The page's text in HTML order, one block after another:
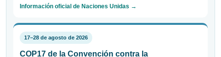
Información oficial de Naciones Unidas →
17–28 de agosto de 2026
COP17 de la Convención contra la